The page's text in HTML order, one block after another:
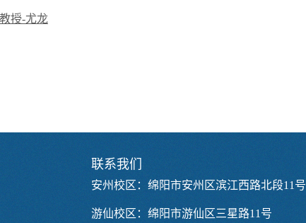
授-尤龙
联系我们
安州校区：绵阳市安州区滨江西路北段11号
游仙校区：绵阳市游仙区三星路11号